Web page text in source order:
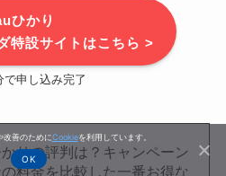
ひかり
特設サイトはこちら >
で申し込み完了
りの評判は？キャンペーン
料金を比較した一番お得な
改善のためにCookieを利用しています。
OK